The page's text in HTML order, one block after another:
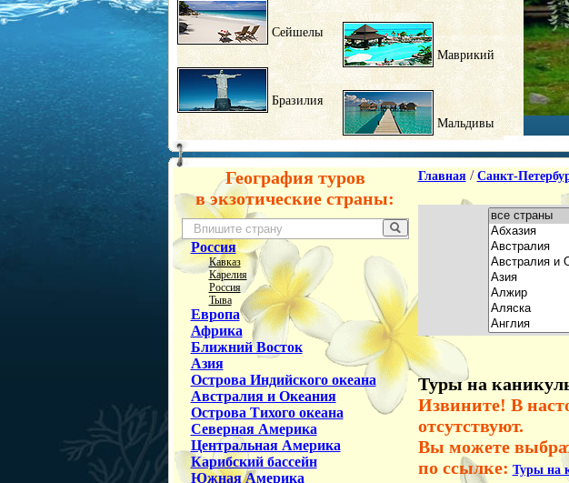
Сейшелы
Маврикий
Бразилия
Мальдивы
География туров
в экзотические страны:
Россия
Кавказ
Карелия
Россия
Тыва
Европа
Африка
Ближний Восток
Азия
Острова Индийского океана
Австралия и Океания
Острова Тихого океана
Северная Америка
Центральная Америка
Карибский бассейн
Южная Америка
Главная/ Санкт-
Туры на
Извините! В
отсутствуют.
Вы можете
по ссылке: Туры на